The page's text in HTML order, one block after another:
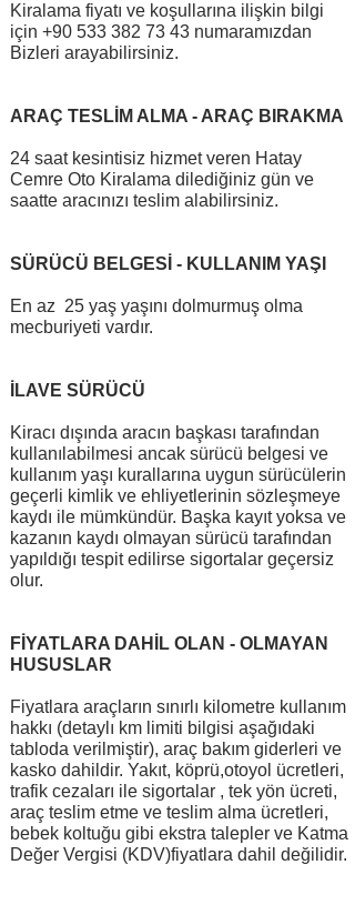
Kiralama fiyatı ve koşullarına ilişkin bilgi
için +90 533 382 73 43 numaramızdan
Bizleri arayabilirsiniz.
ARAÇ TESLİM ALMA - ARAÇ BIRAKMA
24 saat kesintisiz hizmet veren Hatay
Cemre Oto Kiralama dilediğiniz gün ve
saatte aracınızı teslim alabilirsiniz.
SÜRÜCÜ BELGESİ - KULLANIM YAŞI
En az 25 yaş yaşını dolmurmuş olma
mecburiyeti vardır.
İLAVE SÜRÜCÜ
Kiracı dışında aracın başkası tarafından
kullanılabilmesi ancak sürücü belgesi ve
kullanım yaşı kurallarına uygun sürücülerin
geçerli kimlik ve ehliyetlerinin sözleşmeye
kaydı ile mümkündür. Başka kayıt yoksa ve
kazanın kaydı olmayan sürücü tarafından
yapıldığı tespit edilirse sigortalar geçersiz
olur.
FİYATLARA DAHİL OLAN - OLMAYAN
HUSUSLAR
Fiyatlara araçların sınırlı kilometre kullanım
hakkı (detaylı km limiti bilgisi aşağıdaki
tabloda verilmiştir), araç bakım giderleri ve
kasko dahildir. Yakıt, köprü,otoyol ücretleri,
trafik cezaları ile sigortalar , tek yön ücreti,
araç teslim etme ve teslim alma ücretleri,
bebek koltuğu gibi ekstra talepler ve Katma
Değer Vergisi (KDV)fiyatlara dahil değilidir.